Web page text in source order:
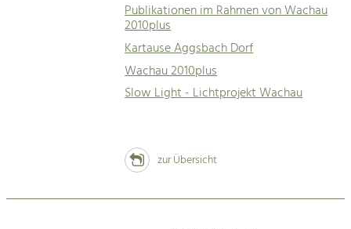
Publikationen im Rahmen von Wachau
2010plus
Kartause Aggsbach Dorf
Wachau 2010plus
Slow Light - Lichtprojekt Wachau
zur Übersicht